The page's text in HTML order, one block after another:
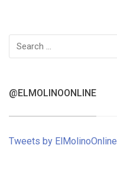
Search
for:
@ELMOLINOONLINE
Tweets by ElMolinoOnline